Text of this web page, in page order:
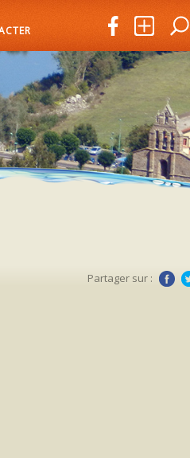
Partager sur :